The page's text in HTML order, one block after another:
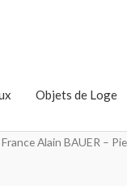
Objets de Loge
Alain BAUER –